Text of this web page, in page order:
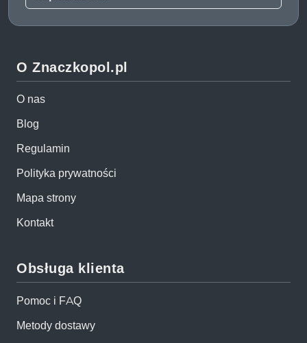
O Znaczkopol.pl
O nas
Blog
Regulamin
Polityka prywatności
Mapa strony
Kontakt
Obsługa klienta
Pomoc i FAQ
Metody dostawy